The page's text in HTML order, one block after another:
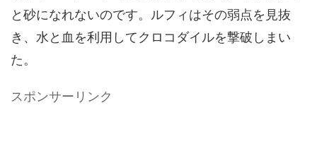
と砂になれないのです。ルフィはその弱点を見抜
き、水と血を利用してクロコダイルを撃破しまい
た。
スポンサーリンク